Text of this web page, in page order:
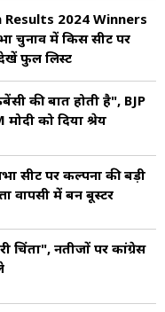
2024 Winners
चुनाव में किस सीट पर
फुल लिस्ट
की बात होती है", BJP
मोदी को दिया श्रेय
सीट पर कल्पना की बड़ी
वापसी में बनीं बूस्टर
चिंता", नतीजों पर कांग्रेस